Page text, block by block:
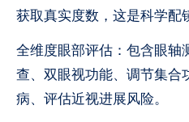
获取真实度数，这是科学配
全维度眼部评估：包含眼轴
查、双眼视功能、调节集合
病、评估近视进展风险。